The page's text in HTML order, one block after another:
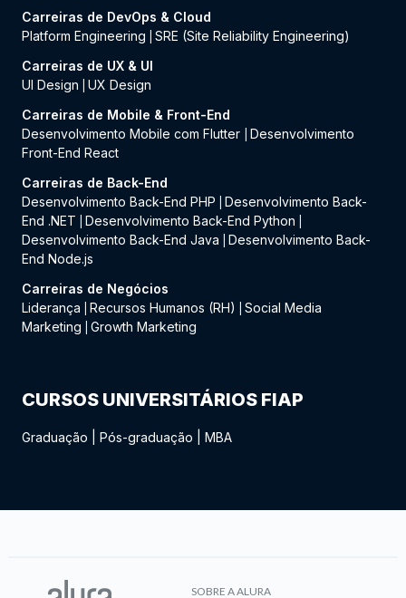
Carreiras de DevOps & Cloud
Platform Engineering
SRE (Site Reliability Engineering)
Carreiras de UX & UI
UI Design
UX Design
Carreiras de Mobile & Front-End
Desenvolvimento Mobile com Flutter
Desenvolvimento
Front-End React
Carreiras de Back-End
Desenvolvimento Back-End PHP
Desenvolvimento Back-
End .NET
Desenvolvimento Back-End Python
Desenvolvimento Back-End Java
Desenvolvimento Back-
End Node.js
Carreiras de Negócios
Liderança
Recursos Humanos (RH)
Social Media
Marketing
Growth Marketing
CURSOS UNIVERSITÁRIOS FIAP
Graduação Pós-graduação MBA
SOBRE A ALURA